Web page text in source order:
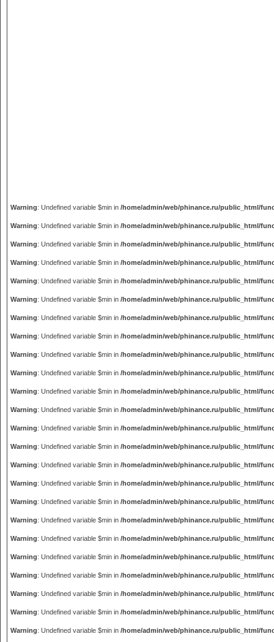
Warning: Undefined variable $min in /home/admin/web/phinance.ru/public_html/
Warning: Undefined variable $min in /home/admin/web/phinance.ru/public_html/
Warning: Undefined variable $min in /home/admin/web/phinance.ru/public_html/
Warning: Undefined variable $min in /home/admin/web/phinance.ru/public_html/
Warning: Undefined variable $min in /home/admin/web/phinance.ru/public_html/
Warning: Undefined variable $min in /home/admin/web/phinance.ru/public_html/
Warning: Undefined variable $min in /home/admin/web/phinance.ru/public_html/
Warning: Undefined variable $min in /home/admin/web/phinance.ru/public_html/
Warning: Undefined variable $min in /home/admin/web/phinance.ru/public_html/
Warning: Undefined variable $min in /home/admin/web/phinance.ru/public_html/
Warning: Undefined variable $min in /home/admin/web/phinance.ru/public_html/
Warning: Undefined variable $min in /home/admin/web/phinance.ru/public_html/
Warning: Undefined variable $min in /home/admin/web/phinance.ru/public_html/
Warning: Undefined variable $min in /home/admin/web/phinance.ru/public_html/
Warning: Undefined variable $min in /home/admin/web/phinance.ru/public_html/
Warning: Undefined variable $min in /home/admin/web/phinance.ru/public_html/
Warning: Undefined variable $min in /home/admin/web/phinance.ru/public_html/
Warning: Undefined variable $min in /home/admin/web/phinance.ru/public_html/
Warning: Undefined variable $min in /home/admin/web/phinance.ru/public_html/
Warning: Undefined variable $min in /home/admin/web/phinance.ru/public_html/
Warning: Undefined variable $min in /home/admin/web/phinance.ru/public_html/
Warning: Undefined variable $min in /home/admin/web/phinance.ru/public_html/
Warning: Undefined variable $min in /home/admin/web/phinance.ru/public_html/
Warning: Undefined variable $min in /home/admin/web/phinance.ru/public_html/